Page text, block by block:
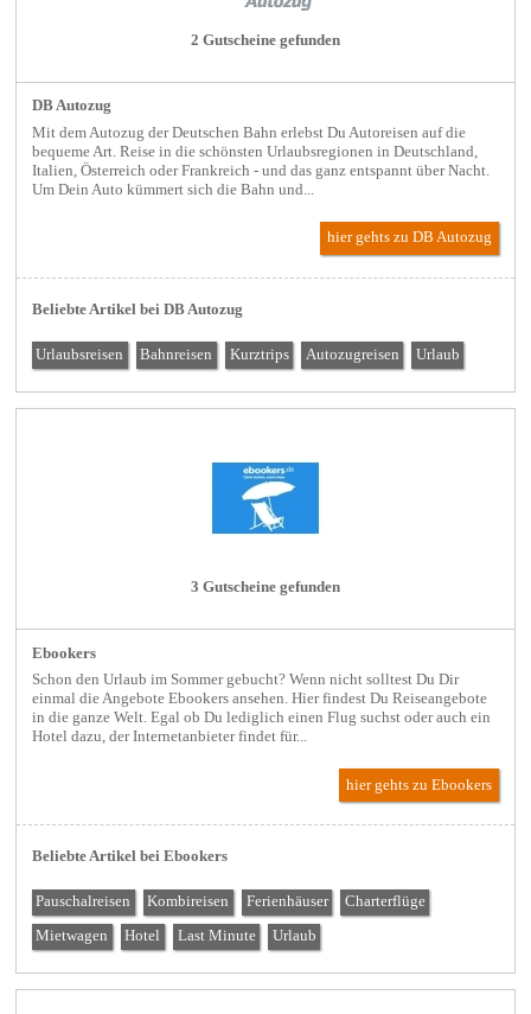
2 Gutscheine gefunden
DB Autozug
Mit dem Autozug der Deutschen Bahn erlebst Du Autoreisen auf die
bequeme Art. Reise in die schönsten Urlaubsregionen in Deutschland,
Italien, Österreich oder Frankreich - und das ganz entspannt über Nacht.
Um Dein Auto kümmert sich die Bahn und...
hier gehts zu DB Autozug
Beliebte Artikel bei DB Autozug
Urlaubsreisen Bahnreisen Kurztrips Autozugreisen Urlaub
3 Gutscheine gefunden
Ebookers
Schon den Urlaub im Sommer gebucht? Wenn nicht solltest Du Dir
einmal die Angebote Ebookers ansehen. Hier findest Du Reiseangebote
in die ganze Welt. Egal ob Du lediglich einen Flug suchst oder auch ein
Hotel dazu, der Internetanbieter findet für...
hier gehts zu Ebookers
Beliebte Artikel bei Ebookers
Pauschalreisen Kombireisen Ferienhäuser Charterflüge
Mietwagen Hotel Last Minute Urlaub